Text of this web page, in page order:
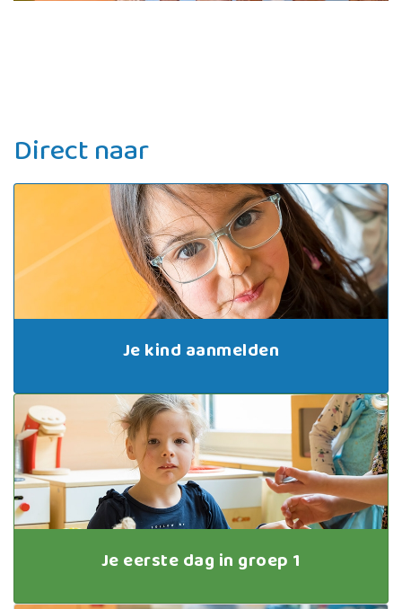
Direct naar
Je kind aanmelden
Je eerste dag in groep 1